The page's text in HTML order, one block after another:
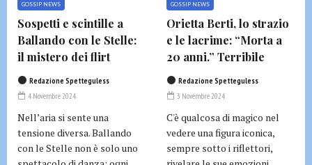
GOSSIP NEWS
Sospetti e scintille a
Ballando con le Stelle:
il mistero dei flirt
Redazione Spetteguless
4 Novembre 2024
Nell’aria si sente una
tensione diversa. Ballando
con le Stelle non è solo uno
GOSSIP NEWS
Orietta Berti, lo strazio
e le lacrime: “Morta a
20 anni.” Terribile
Redazione Spetteguless
3 Novembre 2024
C'è qualcosa di magico nel
vedere una figura iconica,
sempre sotto i riflettori,